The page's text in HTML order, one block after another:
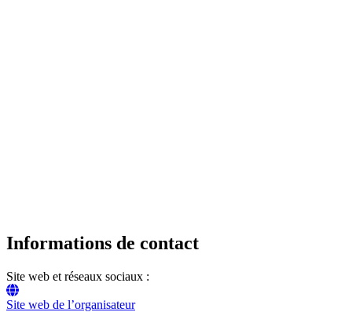
Informations de contact
Site web et réseaux sociaux :
Site web de l’organisateur